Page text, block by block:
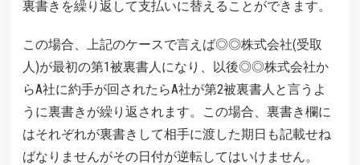
裏書きを繰り返して支払いに替えることができます。
この場合、上記のケースで言えば◎◎株式会社(受取
人)が最初の第1被裏書人になり、以後◎◎株式会社か
らA社に約手が回されたらA社が第2被裏書人と言うよ
うに裏書きが繰り返されます。この場合、裏書き欄に
はそれぞれが裏書きして相手に渡した期日も記載せね
ばなりませんがその日付が逆転してはいけません。